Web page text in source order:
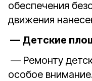
обеспечения
движения
— Детские
— Ремонту
особое